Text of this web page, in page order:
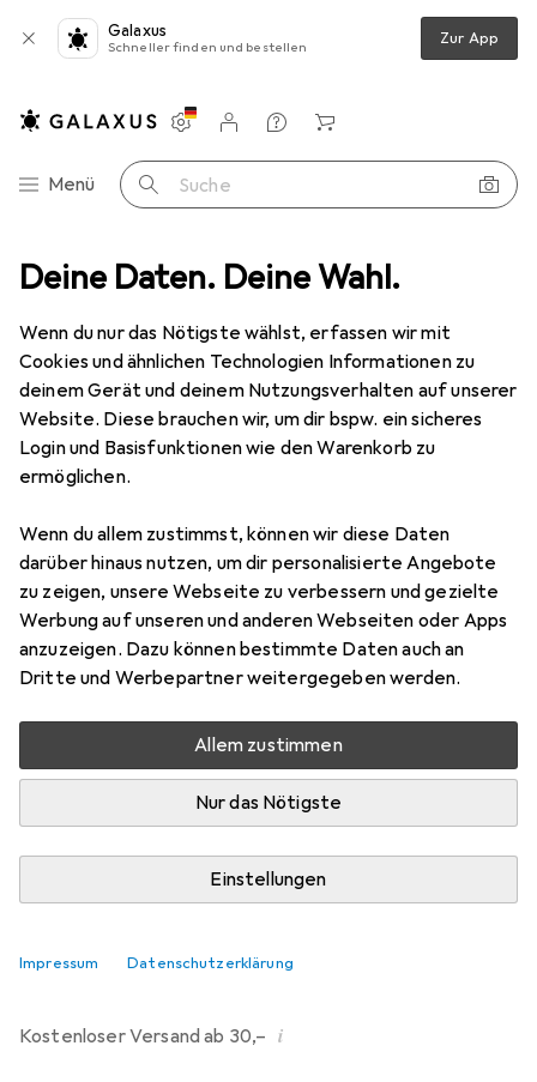
Deine Daten. Deine Wahl.
Wenn du nur das Nötigste wählst, erfassen wir mit
Cookies und ähnlichen Technologien Informationen zu
deinem Gerät und deinem Nutzungsverhalten auf unserer
Website. Diese brauchen wir, um dir bspw. ein sicheres
Login und Basisfunktionen wie den Warenkorb zu
ermöglichen.
Wenn du allem zustimmst, können wir diese Daten
darüber hinaus nutzen, um dir personalisierte Angebote
zu zeigen, unsere Webseite zu verbessern und gezielte
Werbung auf unseren und anderen Webseiten oder Apps
anzuzeigen. Dazu können bestimmte Daten auch an
Dritte und Werbepartner weitergegeben werden.
Allem zustimmen
Nur das Nötigste
Einstellungen
Impressum Datenschutzerklärung
Galaxus
Schneller finden und bestellen Zur App
Navigation nach Kategorien
Menü Suche
Einstellungen
Kundenkonto
Vergleichslisten
Merklisten
Warenkorb
Smartwatch Schutzfolie Dipos Displayschutz Anti-Shock
8 Bilder
DiposDisplayschutz Anti-Shock
EUR
8,89
298
Bewertungen Marke
Mehr von Dipos
Mehr als 10 Stück an Lager beim Drittanbieter
Lieferort angeben für genaue Lieferzeit
In den Warenkorb
Vergleichen
Kostenloser Versand ab 30,– i